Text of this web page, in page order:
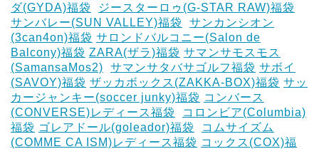
ダ(GYDA)福袋
ジースターロゥ(G-STAR RAW)福袋
サンバレー(SUN VALLEY)福袋
サンカンシオン
(3can4on)福袋 サロンドバルコニー(Salon de
Balcony)福袋 ZARA(ザラ)福袋 サマンサモスモス
(SamansaMos2)
サマンサタバサゴルフ福袋 サボイ
(SAVOY)福袋 ザッカボックス(ZAKKA-BOX)福袋 サッ
カージャンキー(soccer junky)福袋 コンバース
(CONVERSE)レディース福袋
コロンビア(Columbia)
福袋 ゴレアドール(goleador)福袋
コムサイズム
(COMME CA ISM)レディース福袋 コックス(COX)福